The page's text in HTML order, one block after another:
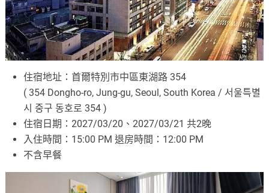
住宿地址：首爾特別市中區東湖路 354
( 354 Dongho-ro, Jung-gu, Seoul, South Korea / 서울특별
시 중구 동호로 354 )
住宿日期：2027/03/20、2027/03/21 共2晚
入住時間：15:00 PM 退房時間：12:00 PM
不含早餐